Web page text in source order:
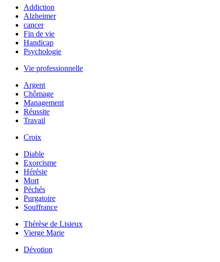
Addiction
Alzheimer
cancer
Fin de vie
Handicap
Psychologie
Vie professionnelle
Argent
Chômage
Management
Réussite
Travail
Croix
Diable
Exorcisme
Hérésie
Mort
Péchés
Purgatoire
Souffrance
Thérèse de Lisieux
Vierge Marie
Dévotion